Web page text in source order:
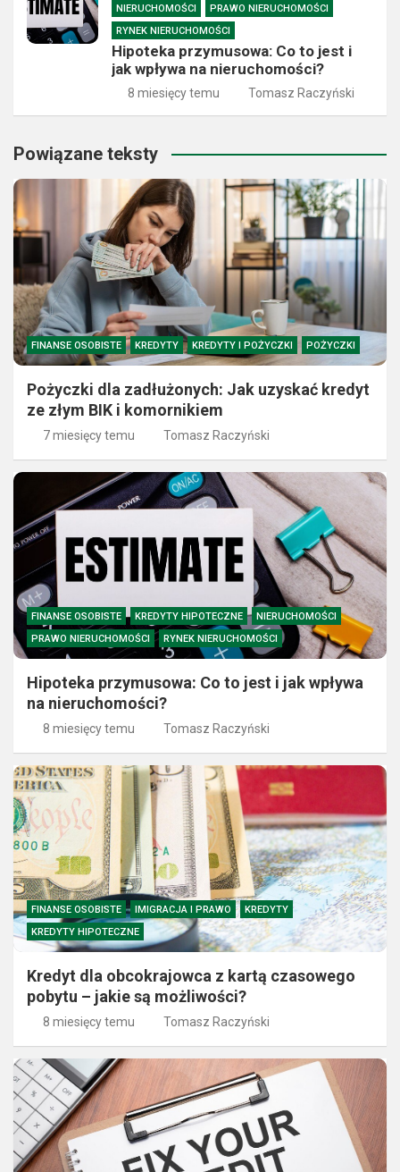
NIERUCHOMOŚCI
PRAWO NIERUCHOMOŚCI
RYNEK NIERUCHOMOŚCI
Hipoteka przymusowa: Co to jest i
jak wpływa na nieruchomości?
8 miesięcy temu Tomasz Raczyński
Powiązane teksty
FINANSE OSOBISTE KREDYTY KREDYTY I POŻYCZKI POŻYCZKI
Pożyczki dla zadłużonych: Jak uzyskać kredyt
ze złym BIK i komornikiem
7 miesięcy temu Tomasz Raczyński
FINANSE OSOBISTE KREDYTY HIPOTECZNE
NIERUCHOMOŚCI
PRAWO NIERUCHOMOŚCI
RYNEK NIERUCHOMOŚCI
Hipoteka przymusowa: Co to jest i jak wpływa
na nieruchomości?
8 miesięcy temu Tomasz Raczyński
FINANSE OSOBISTE IMIGRACJA I PRAWO
KREDYTY
KREDYTY HIPOTECZNE
Kredyt dla obcokrajowca z kartą czasowego
pobytu – jakie są możliwości?
8 miesięcy temu Tomasz Raczyński